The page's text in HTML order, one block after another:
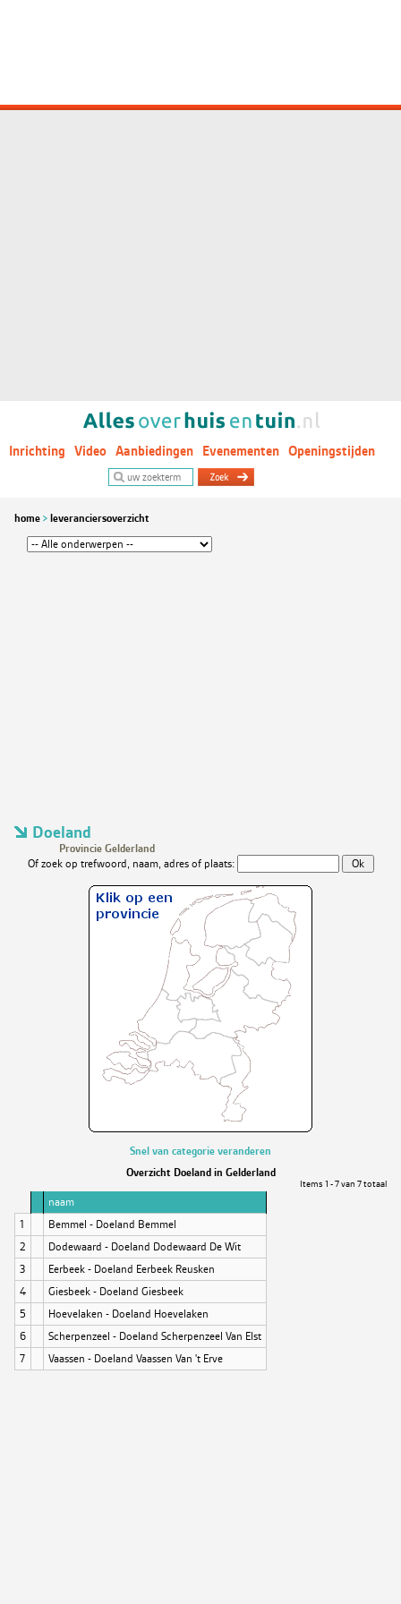
Inrichting Video Aanbiedingen Evenementen Openingstijden
home leveranciersoverzicht
Doeland
Provincie Gelderland
Of zoek op trefwoord, naam, adres of plaats:
Snel van categorie veranderen
Overzicht Doeland in Gelderland
Items 1 - 7 van 7 totaal
naam
1
Bemmel - Doeland Bemmel
2
Dodewaard - Doeland Dodewaard De Wit
3
Eerbeek - Doeland Eerbeek Reusken
4
Giesbeek - Doeland Giesbeek
5
Hoevelaken - Doeland Hoevelaken
6
Scherpenzeel - Doeland Scherpenzeel Van Elst
7
Vaassen - Doeland Vaassen Van 't Erve